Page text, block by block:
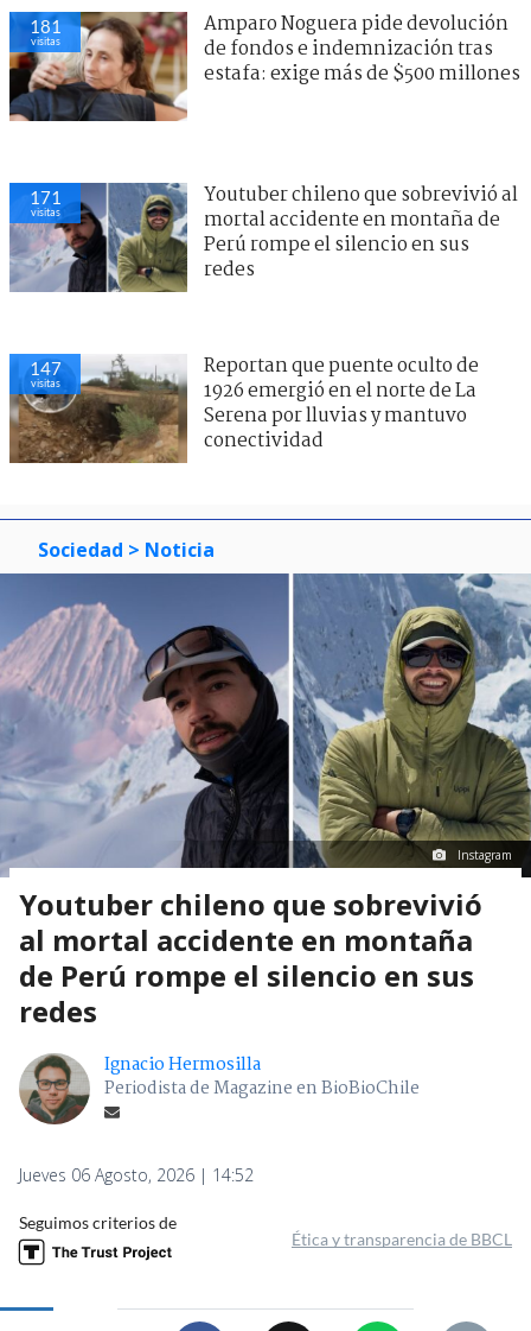
181
visitas
Amparo Noguera pide devolución
de fondos e indemnización tras
estafa: exige más de $500 millones
171
visitas
Youtuber chileno que sobrevivió al
mortal accidente en montaña de
Perú rompe el silencio en sus
redes
147
visitas
Reportan que puente oculto de
1926 emergió en el norte de La
Serena por lluvias y mantuvo
conectividad
Sociedad > Noticia
Instagram
Youtuber chileno que sobrevivió
al mortal accidente en montaña
de Perú rompe el silencio en sus
redes
Ignacio Hermosilla
Periodista de Magazine en BioBioChile
Jueves 06 Agosto, 2026 | 14:52
Seguimos criterios de
Ética y transparencia de BBCL